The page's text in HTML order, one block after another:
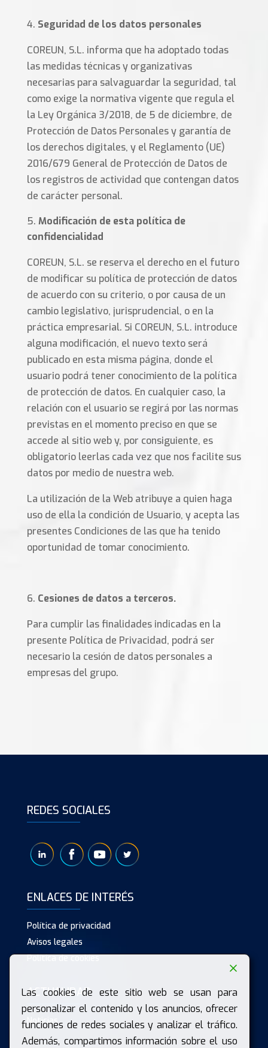
Seguridad de los datos personales
COREUN, S.L. informa que ha adoptado todas
las medidas técnicas y organizativas
necesarias para salvaguardar la seguridad, tal
como exige la normativa vigente que regula el
la Ley Orgánica 3/2018, de 5 de diciembre, de
Protección de Datos Personales y garantía de
los derechos digitales, y el Reglamento (UE)
2016/679 General de Protección de Datos de
los registros de actividad que contengan datos
de carácter personal.
Modificación de esta política de
confidencialidad
COREUN, S.L. se reserva el derecho en el futuro
de modificar su política de protección de datos
de acuerdo con su criterio, o por causa de un
cambio legislativo, jurisprudencial, o en la
práctica empresarial. Si COREUN, S.L. introduce
alguna modificación, el nuevo texto será
publicado en esta misma página, donde el
usuario podrá tener conocimiento de la política
de protección de datos. En cualquier caso, la
relación con el usuario se regirá por las normas
previstas en el momento preciso en que se
accede al sitio web y, por consiguiente, es
obligatorio leerlas cada vez que nos facilite sus
datos por medio de nuestra web.
La utilización de la Web atribuye a quien haga
uso de ella la condición de Usuario, y acepta las
presentes Condiciones de las que ha tenido
oportunidad de tomar conocimiento.
Cesiones de datos a terceros.
Para cumplir las finalidades indicadas en la
presente Política de Privacidad, podrá ser
necesario la cesión de datos personales a
empresas del grupo.
REDES SOCIALES
ENLACES DE INTERÉS
Política de privacidad
Avisos legales
Política de cookies
ACTUALIDAD
Noticias
Las cookies de este sitio web se usan para
personalizar el contenido y los anuncios, ofrecer
funciones de redes sociales y analizar el tráfico.
Además, compartimos información sobre el uso